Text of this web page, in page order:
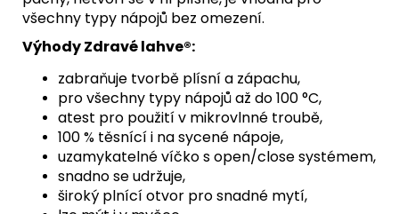
všechny typy nápojů bez omezení.
Výhody Zdravé lahve®:
zabraňuje tvorbě plísní a zápachu,
pro všechny typy nápojů až do 100 °C,
atest pro použití v mikrovlnné troubě,
100 % těsnící i na sycené nápoje,
uzamykatelné víčko s open/close systémem,
snadno se udržuje,
široký plnící otvor pro snadné mytí,